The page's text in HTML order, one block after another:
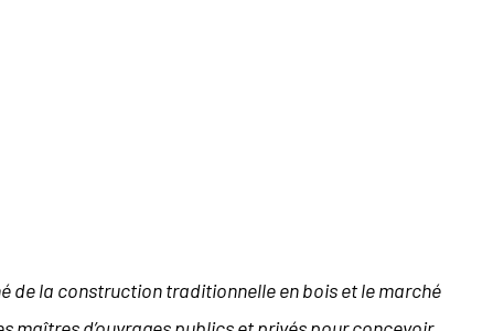
de la construction traditionnelle en bois et le marché